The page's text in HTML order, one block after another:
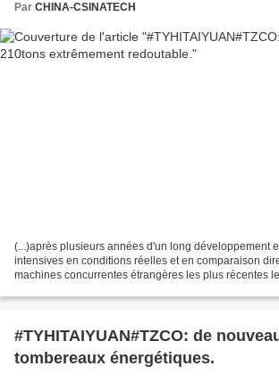
Par CHINA-CSINATECH
(...)après plusieurs années d'un long développement
intensives en conditions réelles et en comparaison
machines concurrentes étrangères les plus récentes
#TYHITAIYUAN#TZCO: de
tombereaux énergétiques.